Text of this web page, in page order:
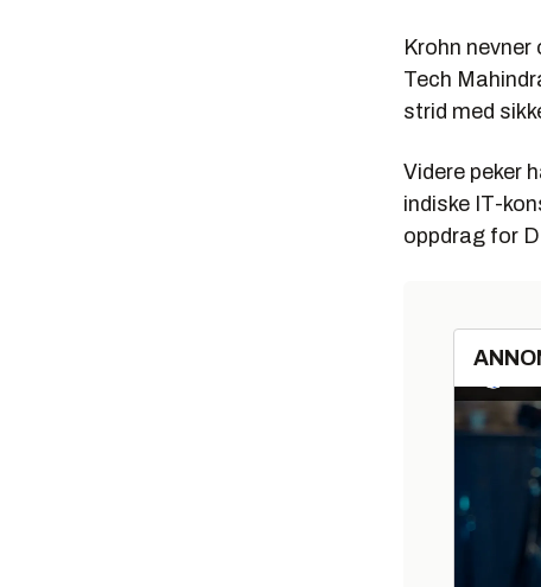
Krohn
Tech
strid med
Videre peker
indiske IT-
oppdrag for